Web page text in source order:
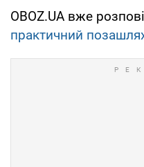
OBOZ.UA вже
практичний